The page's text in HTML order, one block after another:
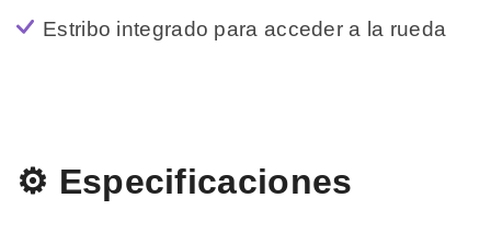
Estribo integrado para acceder a la rueda
⚙️ Especificaciones